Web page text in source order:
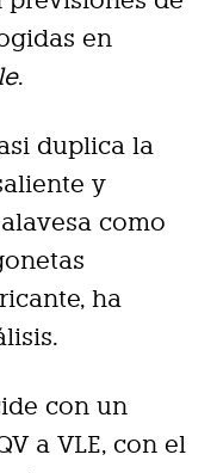
en
.
duplica la
y
como
ha
con un
a VLE, con el